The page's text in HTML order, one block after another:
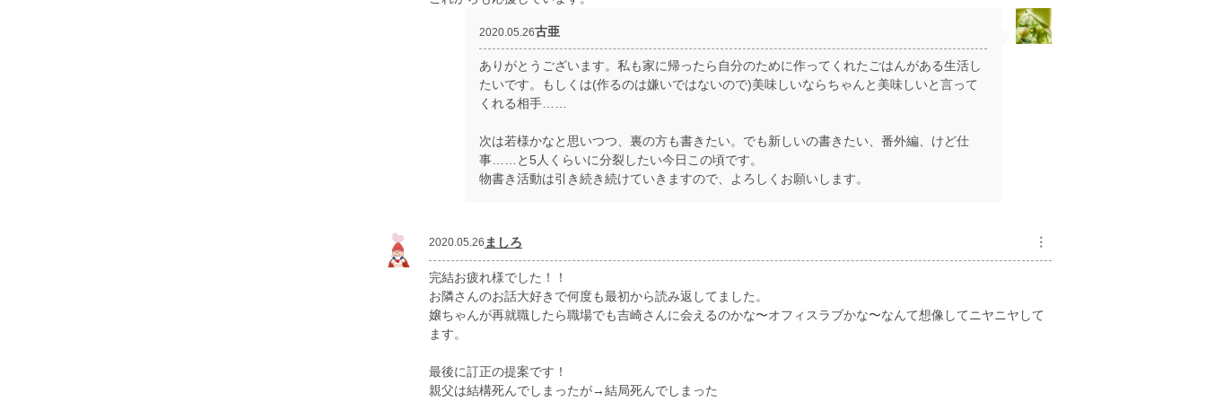
2020.05.26古亜
ありがとうございます。私も家に帰ったら自分のために作ってくれたごはんがある生活し
たいです。もしくは(作るのは嫌いではないので)美味しいならちゃんと美味しいと言って
くれる相手……
次は若様かなと思いつつ、裏の方も書きたい。でも新しいの書きたい、番外編、けど仕
事……と5人くらいに分裂したい今日この頃です。
物書き活動は引き続き続けていきますので、よろしくお願いします。
2020.05.26 ましろ ︙
完結お疲れ様でした！！
お隣さんのお話大好きで何度も最初から読み返してました。
嬢ちゃんが再就職したら職場でも吉崎さんに会えるのかな〜オフィスラブかな〜なんて想像してニヤニヤして
ます。
最後に訂正の提案です！
親父は結構死んでしまったが→結局死んでしまった